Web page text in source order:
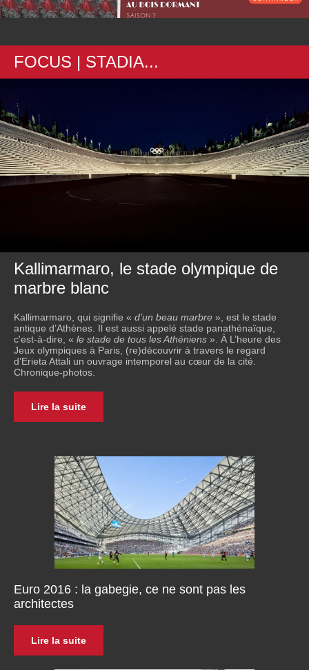
FOCUS | STADIA...
Kallimarmaro, le stade olympique de
marbre blanc
Kallimarmaro, qui signifie « d’un beau marbre », est le stade
antique d’Athènes. Il est aussi appelé stade panathénaïque,
c'est-à-dire, « le stade de tous les Athéniens ». À L’heure des
Jeux olympiques à Paris, (re)découvrir à travers le regard
d’Erieta Attali un ouvrage intemporel au cœur de la cité.
Chronique-photos.
Lire la suite
Euro 2016 : la gabegie, ce ne sont pas les
architectes
Lire la suite